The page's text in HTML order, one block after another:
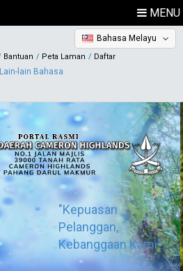
MENU
Bantuan Peta Laman Daftar
Bahasa Melayu
Lain-lain Bahasa
"Kepuasan
Pelanggan,
Kebanggaan Kami"